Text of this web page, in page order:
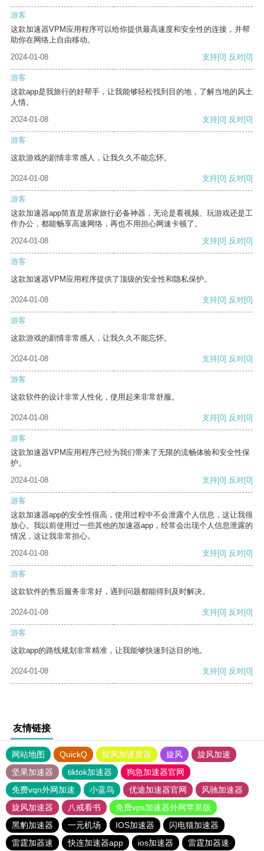
游客
这款加速器VPM应用程序可以给你提供最高速度和安全性的连接，并帮
助你在网络上自由移动。
2024-01-08
支持[0] 反对[0]
游客
这款app是我旅行的好帮手，让我能够轻松找到目的地，了解当地的风土
人情。
2024-01-08
支持[0] 反对[0]
游客
这款游戏的剧情非常感人，让我久久不能忘怀。
2024-01-08 支持[0] 反对[0]
游客
这款加速器app简直是居家旅行必备神器，无论是看视频、玩游戏还是工
作办公，都能畅享高速网络，再也不用担心网速卡顿了。
2024-01-08
支持[0] 反对[0]
游客
这款加速器VPM应用程序提供了顶级的安全性和隐私保护。
2024-01-08 支持[0] 反对[0]
游客
这款游戏的剧情非常感人，让我久久不能忘怀。
2024-01-08 支持[0] 反对[0]
游客
这款软件的设计非常人性化，使用起来非常舒服。
2024-01-08 支持[0] 反对[0]
游客
这款加速器VPM应用程序已经为我们带来了无限的流畅体验和安全性保
护。
2024-01-08
支持[0] 反对[0]
游客
这款加速器app的安全性很高，使用过程中不会泄露个人信息，这让我很
放心。我以前使用过一些其他的加速器app，经常会出现个人信息泄露的
情况，这让我非常担心。
2024-01-08
支持[0] 反对[0]
游客
这款软件的售后服务非常好，遇到问题都能得到及时解决。
2024-01-08 支持[0] 反对[0]
游客
这款app的路线规划非常精准，让我能够快速到达目的地。
2024-01-08 支持[0] 反对[0]
友情链接
网站地图 QuickQ 旋风加速度器 旋风
旋风加速
坚果加速器
tiktok加速器
狗急加速器官网
免费vqn外网加速
小蓝鸟 优途加速器官网
风驰加速器
旋风加速器
八戒看书
免费vps加速器外网苹果版
黑豹加速器
一元机场 IOS加速器
闪电猫加速器
雷霆加器速
快连加速器app ios加速器 雷霆加器速